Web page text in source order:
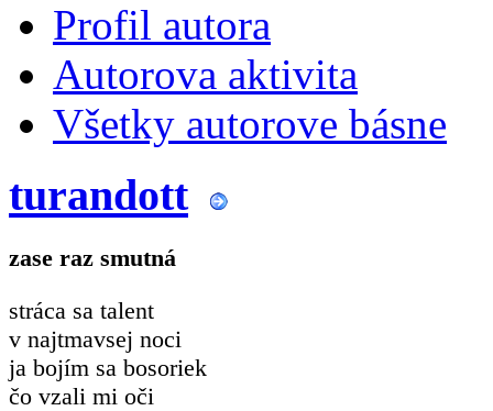
Profil autora
Autorova aktivita
Všetky autorove básne
turandott
zase raz smutná
stráca sa talent
v najtmavsej noci
ja bojím sa bosoriek
čo vzali mi oči